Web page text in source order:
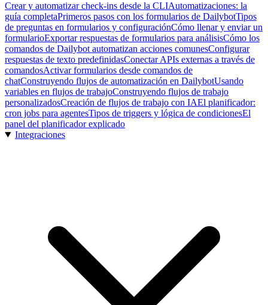
Crear y automatizar check-ins desde la CLIAutomatizaciones: la
guía completaPrimeros pasos con los formularios de DailybotTipos
de preguntas en formularios y configuraciónCómo llenar y enviar un
formularioExportar respuestas de formularios para análisisCómo los
comandos de Dailybot automatizan acciones comunesConfigurar
respuestas de texto predefinidasConectar APIs externas a través de
comandosActivar formularios desde comandos de
chatConstruyendo flujos de automatización en DailybotUsando
variables en flujos de trabajoConstruyendo flujos de trabajo
personalizadosCreación de flujos de trabajo con IAEl planificador:
cron jobs para agentesTipos de triggers y lógica de condicionesEl
panel del planificador explicado
Integraciones